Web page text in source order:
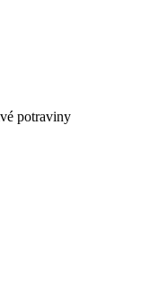
potraviny